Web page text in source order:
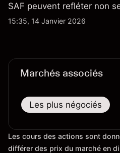
SAF peuvent refléter non
quotidienne du marché,
15:35, 14 Janvier 2026
Marchés associés
Les plus négociés
Les cours des actions sont
différer des prix du marché en